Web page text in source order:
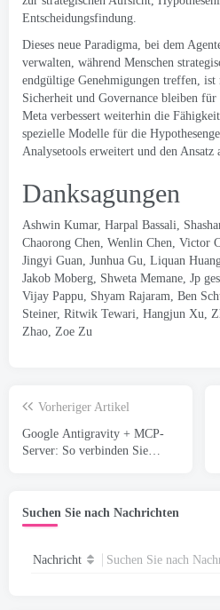
Entscheidungsfindung.
Dieses neue Paradigma, bei dem
verwalten, während Menschen
endgültige Genehmigungen treffen,
Sicherheit und Governance bleiben
Meta verbessert weiterhin die
spezielle Modelle für die
Analysetools erweitert und den Ansatz
Danksagungen
Ashwin Kumar, Harpal Bassali,
Chaorong Chen, Wenlin Chen, Victor
Jingyi Guan, Junhua Gu, Liquan
Jakob Moberg, Shweta Memane, Jp
Vijay Pappu, Shyam Rajaram, Ben
Steiner, Ritwik Tewari, Hangjun Xu,
Zhao, Zoe Zu
Vorheriger Artikel
Google Antigravity + MCP-
Server: So verbinden Sie
Suchen Sie nach Nachrichten
Nachricht Suchen Sie nach